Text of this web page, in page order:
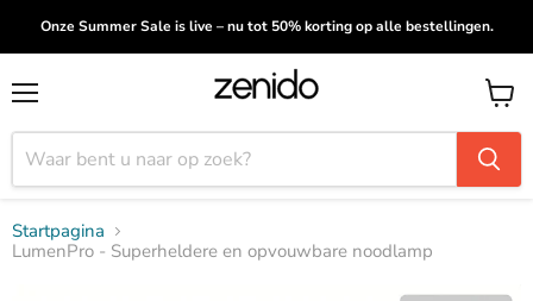
Onze Summer Sale is live – nu tot 50% korting op alle bestellingen.
Startpagina
LumenPro - Superheldere en opvouwbare noodlamp